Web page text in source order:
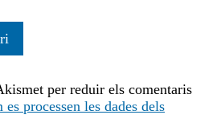
per reduir els comentaris
processen les dades dels